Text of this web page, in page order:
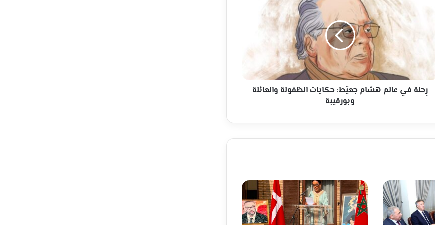
جعيّط:
الطّفولة
والعائلة
وبورقيبة
رِحلة في عالم هشام جعيّط: حكايات الطّفولة والعائلة
وبورقيبة